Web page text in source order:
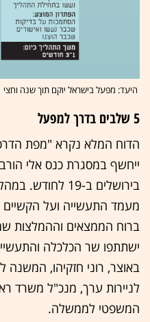
היעד: מפעל בישראל יוקם תוך שנה וחצי
5 שלבים בדרך למפעל
הדוח המלא נקרא "מפת
ייחשף במסגרת כנס אלי
בירושלים ב-19
מעמד התעשייה ועל
ברוח הממצאים וההמלצות
ישתתפו שר הכלכלה
באוצר, רוני חזקיהו, המשנה
לניירות ערך, מנכ"ל משרד
המשפטי לממשלה.